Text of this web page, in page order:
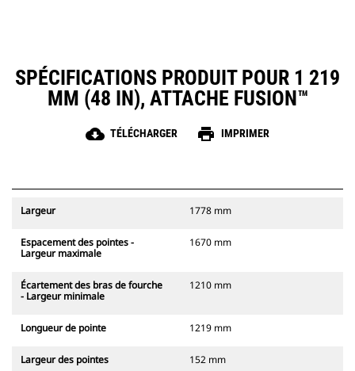
SPÉCIFICATIONS PRODUIT POUR 1 219
MM (48 IN), ATTACHE FUSION™
cloud_download TÉLÉCHARGER print IMPRIMER
Largeur 1778 mm
Espacement des pointes -
Largeur maximale
1670 mm
Écartement des bras de fourche
- Largeur minimale
1210 mm
Longueur de pointe 1219 mm
Largeur des pointes 152 mm